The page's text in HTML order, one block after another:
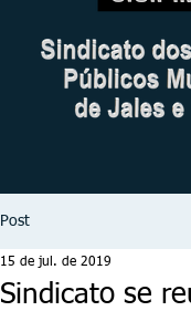
Post
Sindicato se
15 de jul. de 2019